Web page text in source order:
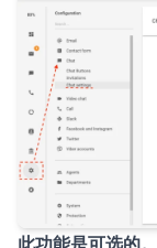
此功能是可选的